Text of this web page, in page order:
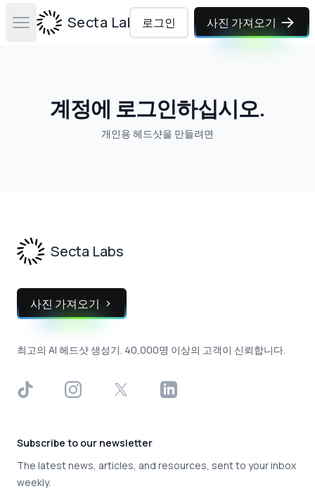
Open main menuSecta Labs로그인 사진 가져오기
계정에 로그인하십시오.
개인용 헤드샷을 만들려면
Secta Labs
사진 가져오기
최고의 AI 헤드샷 생성기. 40,000명 이상의 고객이 신뢰합니다.
TikTok InstagramX LinkedIn
Subscribe to our newsletter
The latest news, articles, and resources, sent to your inbox
weekly.